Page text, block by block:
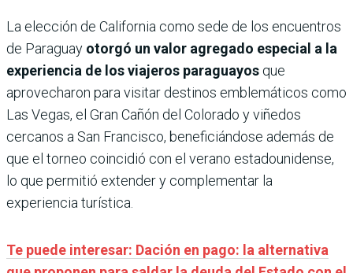
La elección de California como sede de los encuentros
de Paraguay otorgó un valor agregado especial a la
experiencia de los viajeros paraguayos que
aprovecharon para visitar destinos emblemáticos como
Las Vegas, el Gran Cañón del Colorado y viñedos
cercanos a San Francisco, beneficiándose además de
que el torneo coincidió con el verano estadounidense,
lo que permitió extender y complementar la
experiencia turística.
Te puede interesar: Dación en pago: la alternativa